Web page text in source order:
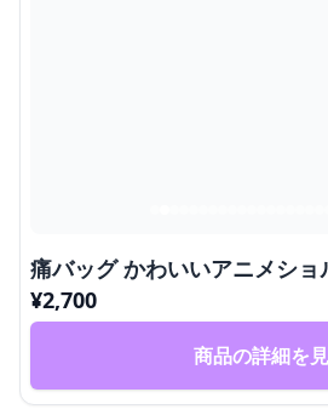
痛バッグ かわいいアニメショ
¥2,700
商品の詳細を